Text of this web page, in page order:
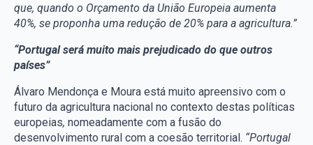
que, quando o Orçamento da União Europeia aumenta
40%, se proponha uma redução de 20% para a agricultura.”
“Portugal será muito mais prejudicado do que outros
países”
Álvaro Mendonça e Moura está muito apreensivo com o
futuro da agricultura nacional no contexto destas políticas
europeias, nomeadamente com a fusão do
desenvolvimento rural com a coesão territorial. “Portugal